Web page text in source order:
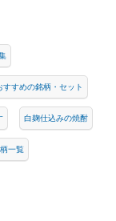
すめの銘柄・セット
白麹仕込みの焼酎
一覧